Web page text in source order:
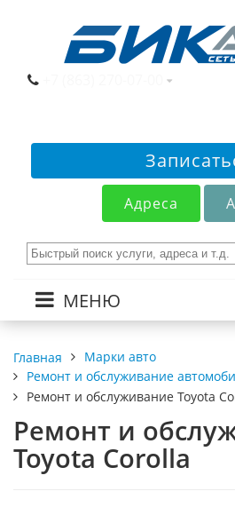
Адреса
МЕНЮ
Главная
Марки авто
Ремонт и обслуживание
Ремонт и обслуживание Toyota
Ремонт и
Toyota Corolla